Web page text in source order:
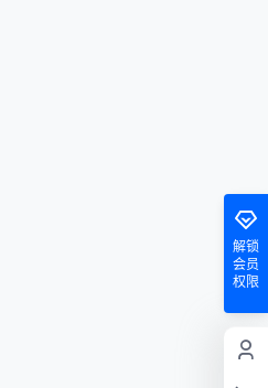
解锁
会员
权限